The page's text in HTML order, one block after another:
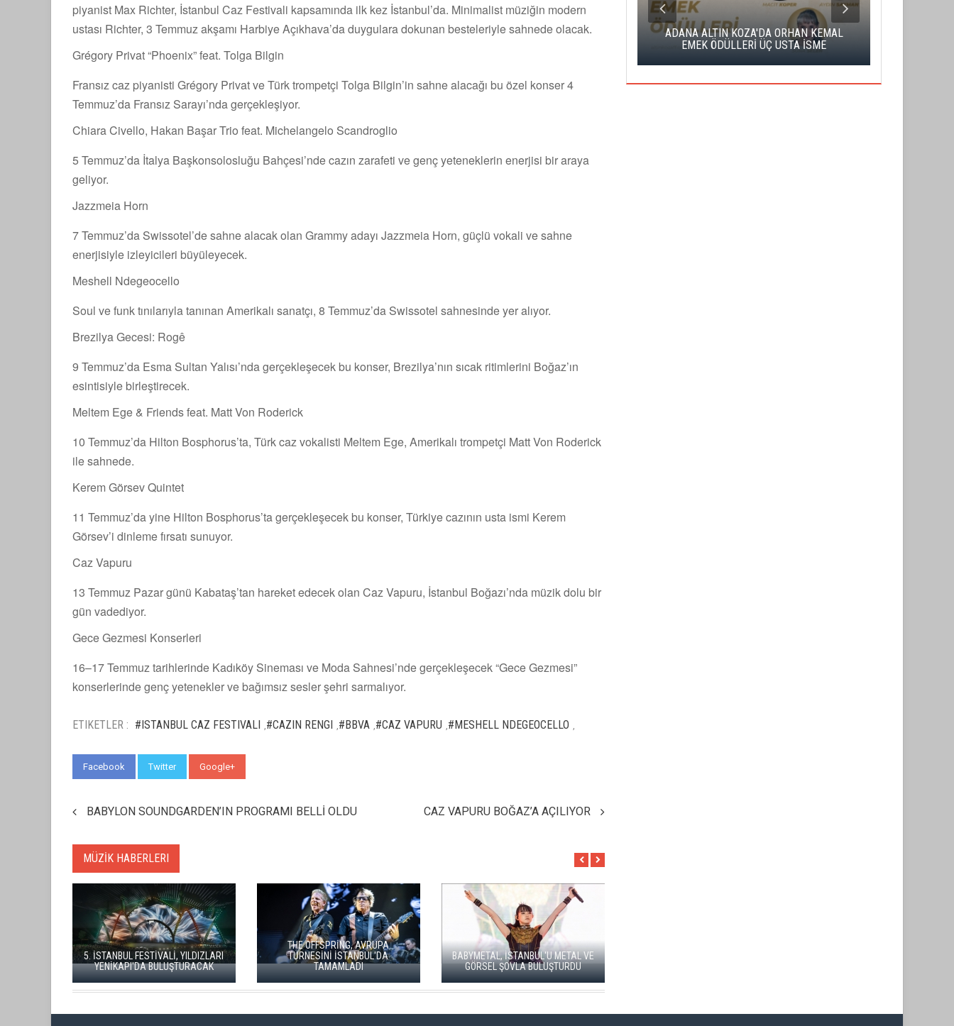
piyanist Max Richter, İstanbul Caz Festivali kapsamında ilk kez İstanbul’da. Minimalist müziğin modern
ustası Richter, 3 Temmuz akşamı Harbiye Açıkhava’da duygulara dokunan besteleriyle sahnede olacak.
Grégory Privat “Phoenix” feat. Tolga Bilgin
Fransız caz piyanisti Grégory Privat ve Türk trompetçi Tolga Bilgin’in sahne alacağı bu özel konser 4
Temmuz’da Fransız Sarayı’nda gerçekleşiyor.
Chiara Civello, Hakan Başar Trio feat. Michelangelo Scandroglio
5 Temmuz’da İtalya Başkonsolosluğu Bahçesi’nde cazın zarafeti ve genç yeteneklerin enerjisi bir araya
geliyor.
Jazzmeia Horn
7 Temmuz’da Swissotel’de sahne alacak olan Grammy adayı Jazzmeia Horn, güçlü vokali ve sahne
enerjisiyle izleyicileri büyüleyecek.
Meshell Ndegeocello
Soul ve funk tınılarıyla tanınan Amerikalı sanatçı, 8 Temmuz’da Swissotel sahnesinde yer alıyor.
Brezilya Gecesi: Rogê
9 Temmuz’da Esma Sultan Yalısı’nda gerçekleşecek bu konser, Brezilya’nın sıcak ritimlerini Boğaz’ın
esintisiyle birleştirecek.
Meltem Ege & Friends feat. Matt Von Roderick
10 Temmuz’da Hilton Bosphorus’ta, Türk caz vokalisti Meltem Ege, Amerikalı trompetçi Matt Von Roderick
ile sahnede.
Kerem Görsev Quintet
11 Temmuz’da yine Hilton Bosphorus’ta gerçekleşecek bu konser, Türkiye cazının usta ismi Kerem
Görsev’i dinleme fırsatı sunuyor.
Caz Vapuru
13 Temmuz Pazar günü Kabataş’tan hareket edecek olan Caz Vapuru, İstanbul Boğazı’nda müzik dolu bir
gün vadediyor.
Gece Gezmesi Konserleri
16–17 Temmuz tarihlerinde Kadıköy Sineması ve Moda Sahnesi’nde gerçekleşecek “Gece Gezmesi”
konserlerinde genç yetenekler ve bağımsız sesler şehri sarmalıyor.
ETIKETLER : #ISTANBUL CAZ FESTIVALI #CAZIN RENGI #BBVA #CAZ VAPURU #MESHELL NDEGEOCELLO
Facebook Twitter Google+
BABYLON SOUNDGARDEN’IN PROGRAMI BELLİ OLDU CAZ VAPURU BOĞAZ’A AÇILIYOR
MÜZİK HABERLERI
METAL VE
BULUŞTURDU
İSTANBUL MÜZİK FESTİVALİ'NDE
TURGAY ERDENER'DEN "KÖROĞLU"
ÇAĞRISI
MODERN METALİN ÖNCÜSÜ
TRİVİUM İSTANBUL'A GELİYOR
SOUND OF EUROPE BEŞİNCİ
YILINDA İSTANBUL, ANKARA VE
İZMİR'DE
ALTIN KOZA'NIN ONUR ÖDÜLLERİ FERZAN
ADANA ALTIN KOZA'DA ORHAN KEMAL
EMEK ÖDÜLLERİ ÜÇ USTA İSME